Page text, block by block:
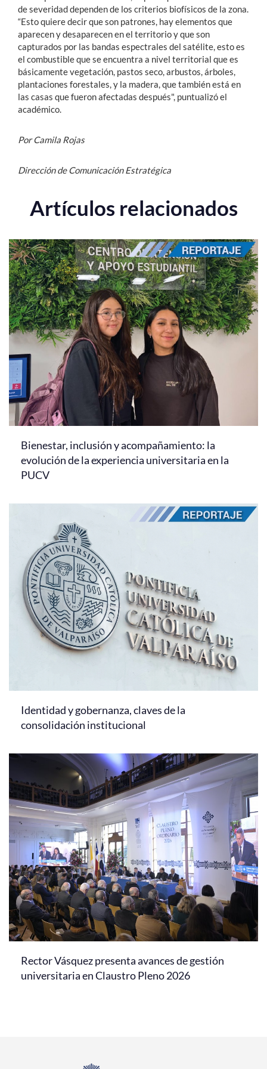
de severidad dependen de los criterios biofísicos de la zona.
“Esto quiere decir que son patrones, hay elementos que
aparecen y desaparecen en el territorio y que son
capturados por las bandas espectrales del satélite, esto es
el combustible que se encuentra a nivel territorial que es
básicamente vegetación, pastos seco, arbustos, árboles,
plantaciones forestales, y la madera, que también está en
las casas que fueron afectadas después", puntualizó el
académico.
Por Camila Rojas
Dirección de Comunicación Estratégica
Artículos relacionados
Bienestar, inclusión y acompañamiento: la
evolución de la experiencia universitaria en la
PUCV
Identidad y gobernanza, claves de la
consolidación institucional
Rector Vásquez presenta avances de gestión
universitaria en Claustro Pleno 2026